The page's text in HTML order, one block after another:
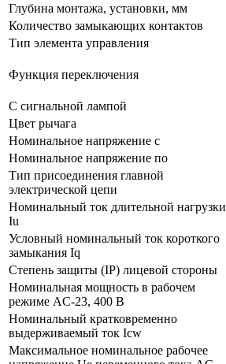
Глубина монтажа, установки, мм
Количество замыкающих контактов
Тип элемента управления
Функция переключения
С сигнальной лампой
Цвет рычага
Номинальное напряжение с
Номинальное напряжение по
Тип присоединения главной
электрической цепи
Номинальный ток длительной нагрузки
Iu
Условный номинальный ток короткого
замыкания Iq
Степень защиты (IP) лицевой стороны
Номинальная мощность в рабочем
режиме AC-23, 400 В
Номинальный кратковременно
выдерживаемый ток Icw
Максимальное номинальное рабочее